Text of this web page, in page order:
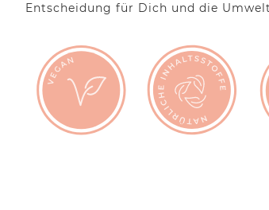
Entscheidung für Dich und die